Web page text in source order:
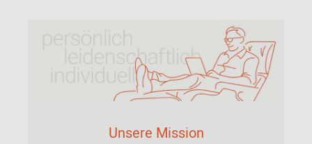
Unsere Mission